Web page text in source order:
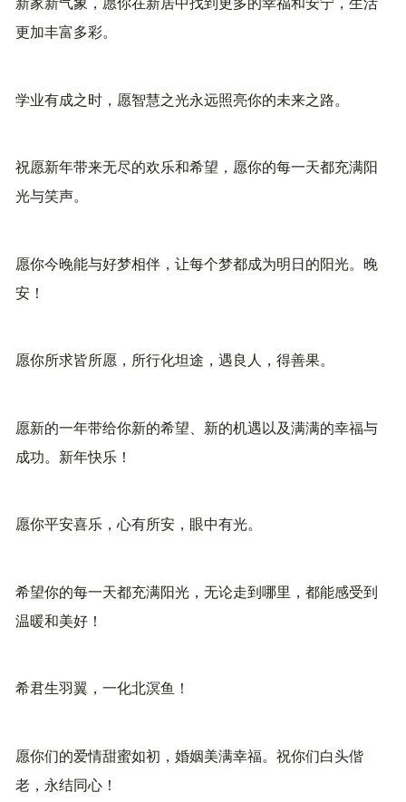
更加丰富多彩。
学业有成之时，愿智慧之光永远照亮你的未来之路。
祝愿新年带来无尽的欢乐和希望，愿你的每一天都充满阳
光与笑声。
愿你今晚能与好梦相伴，让每个梦都成为明日的阳光。晚
安！
愿你所求皆所愿，所行化坦途，遇良人，得善果。
愿新的一年带给你新的希望、新的机遇以及满满的幸福与
成功。新年快乐！
愿你平安喜乐，心有所安，眼中有光。
希望你的每一天都充满阳光，无论走到哪里，都能感受到
温暖和美好！
希君生羽翼，一化北溟鱼！
愿你们的爱情甜蜜如初，婚姻美满幸福。祝你们白头偕
老，永结同心！